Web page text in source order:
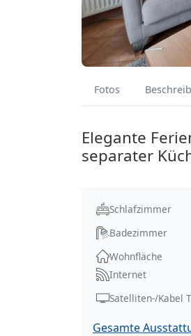
Fotos
Elegante
separater
Schlafzimmer
Badezimmer
Wohnfläche
Internet
Satelliten-/Kabel
Gesamte